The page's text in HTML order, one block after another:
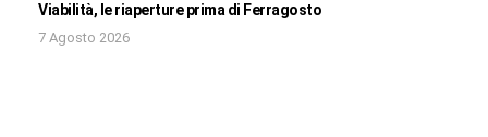
Viabilità, le riaperture prima di Ferragosto
7 Agosto 2026